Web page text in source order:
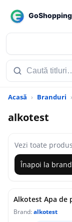
Acasă Branduri
alkotest
Vezi toate
Înapoi la
Brand:alkotest